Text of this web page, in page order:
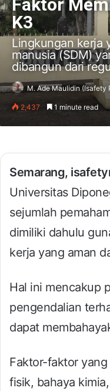
Faktor
K3
Lingkungan kerja
manusia (SDM)
dibangun dari
M. Ade Maulidin (Isafety
2,437 1 minute read
Semarang,
Universitas
sejumlah
dimiliki dahulu
kerja yang aman
Hal ini mencakup
pengendalian
dapat
Faktor-faktor
fisik, bahaya